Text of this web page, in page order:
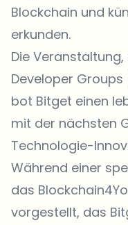
Blockchain und
erkunden.
Die
Developer
bot Bitget einen
mit der nächsten
Technologie-
Während einer
das
vorgestellt, das